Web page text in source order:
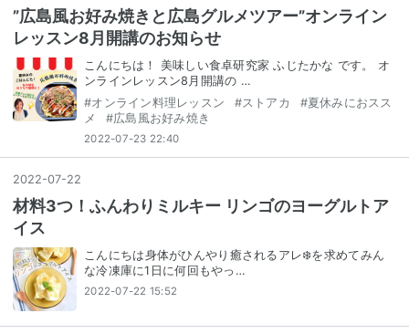
”広島風お好み焼きと広島グルメツアー”オンライン
レッスン8月開講のお知らせ
こんにちは！ 美味しい食卓研究家 ふじたかな です。 オ
ンラインレッスン8月開講の …
#オンライン料理レッスン #ストアカ #夏休みにおスス
メ
#広島風お好み焼き
2022-07-23 22:40
2022-07-22
材料3つ！ふんわりミルキー リンゴのヨーグルトア
イス
こんにちは⁣身体がひんやり⁣癒されるアレ❄️を求めて⁣みん
な冷凍庫に1日に⁣何回もやっ…
2022-07-22 15:52